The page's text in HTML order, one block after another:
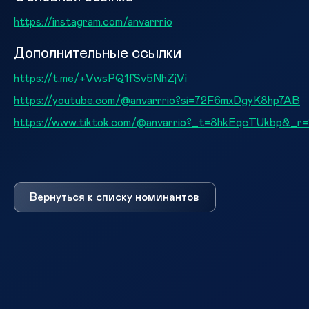
https://instagram.com/anvarrrio
Дополнительные ссылки
https://t.me/+VwsPQ1fSv5NhZjVi
https://youtube.com/@anvarrrio?si=72F6mxDgyK8hp7AB
https://www.tiktok.com/
Вернуться к списку номинантов